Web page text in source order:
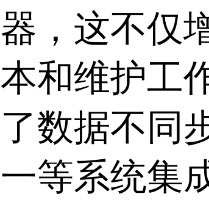
器，这不仅
本和维护工
了数据不同
一等系统集